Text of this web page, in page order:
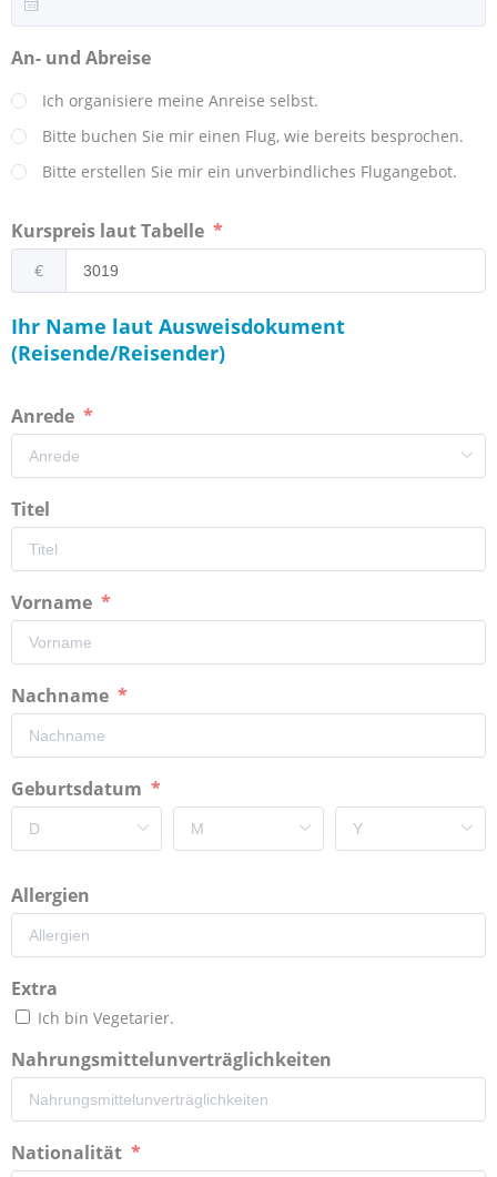
An- und Abreise
Ich organisiere meine Anreise selbst.
Bitte buchen Sie mir einen Flug, wie bereits besprochen.
Bitte erstellen Sie mir ein unverbindliches Flugangebot.
Kurspreis laut Tabelle
€
Ihr Name laut Ausweisdokument
(Reisende/Reisender)
Anrede
Titel
Vorname
Nachname
Geburtsdatum
Allergien
Extra
Ich bin Vegetarier.
Nahrungsmittelunverträglichkeiten
Nationalität